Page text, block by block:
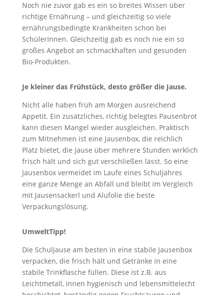
Noch nie zuvor gab es ein so breites Wissen über
richtige Ernährung – und gleichzeitig so viele
ernährungsbedingte Krankheiten schon bei
SchülerInnen. Gleichzeitig gab es noch nie ein so
großes Angebot an schmackhaften und gesunden
Bio-Produkten.
Je kleiner das Frühstück, desto größer die Jause.
Nicht alle haben früh am Morgen ausreichend
Appetit. Ein zusätzliches, richtig belegtes Pausenbrot
kann diesen Mangel wieder ausgleichen. Praktisch
zum Mitnehmen ist eine Jausenbox, die reichlich
Platz bietet, die Jause über mehrere Stunden wirklich
frisch hält und sich gut verschließen lässt. So eine
Jausenbox vermeidet im Laufe eines Schuljahres
eine ganze Menge an Abfall und bleibt im Vergleich
mit Jausensackerl und Alufolie die beste
Verpackungslösung.
UmweltTipp!
Die Schuljause am besten in eine stabile Jausenbox
verpacken, die frisch hält und Getränke in eine
stabile Trinkflasche füllen. Diese ist z.B. aus
Leichtmetall, innen hygienisch und lebensmittelecht